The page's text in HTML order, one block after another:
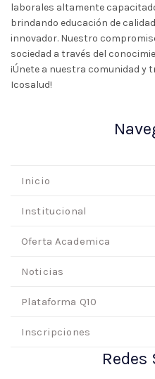
laborales altamente
brindando educación de
innovador. Nuestro
sociedad a través del
¡Únete a nuestra comunidad
Icosalud!
Inicio
Institucional
Oferta Academica
Noticias
Plataforma Q10
Inscripciones
Redes